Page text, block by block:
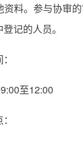
料。参与协审
记的人员。
至12:00